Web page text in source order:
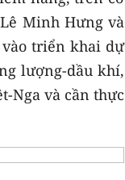
Minh Hưng và
triển khai dự
lượng-dầu khí,
Nga và cần thực